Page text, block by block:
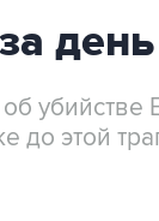
убийстве
этой